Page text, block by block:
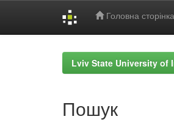
Головна сторінка
Lviv State University of
Пошук